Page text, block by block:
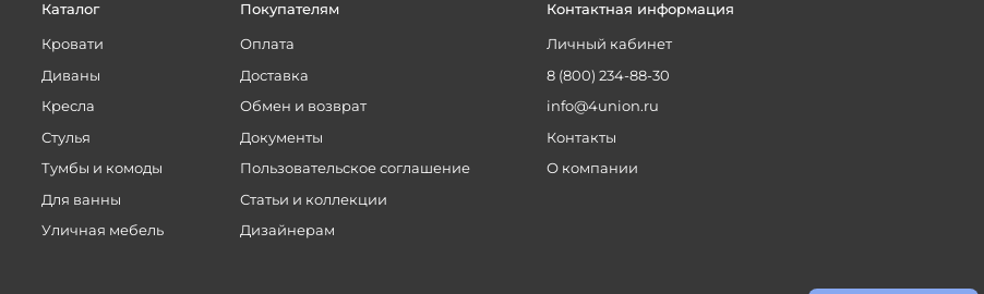
Каталог
Кровати
Диваны
Кресла
Стулья
Тумбы и комоды
Для ванны
Уличная мебель
Покупателям
Оплата
Доставка
Обмен и возврат
Документы
Пользовательское соглашение
Статьи и коллекции
Дизайнерам
Контактная информация
Личный кабинет
8 (800) 234-88-30
info@4union.ru
Контакты
О компании